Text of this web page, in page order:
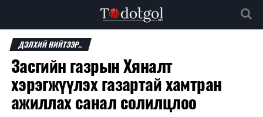
ДЭЛХИЙ НИЙТЭЭР..
Засгийн газрын Хяналт
хэрэгжүүлэх газартай хамтран
ажиллах санал солилцлоо